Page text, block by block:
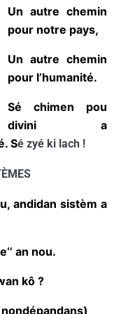
chemin pour
notre pays,
Un autre
chemin pour
l’humanité.
pou divini a
andidan sist
an nou.